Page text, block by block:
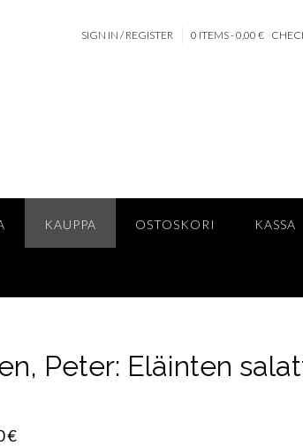
SIGN IN / REGISTER 0 ITEMS - 0,00 €
KAUPPA OSTOSKORI KASSA
Peter: Eläinten
€